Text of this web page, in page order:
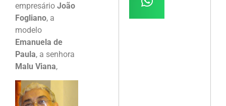
empresário João
Fogliano, a
modelo
Emanuela de
Paula, a senhora
Malu Viana,